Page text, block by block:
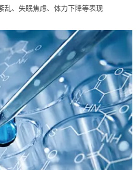
乱、失眠焦虑、体力下降等表现